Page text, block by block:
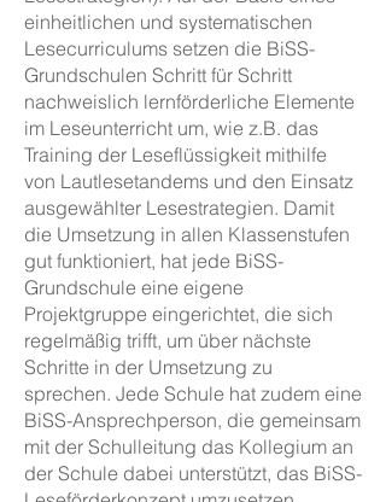
einheitlichen und systematischen
Lesecurriculums setzen die BiSS-
Grundschulen Schritt für Schritt
nachweislich lernförderliche Elemente
im Leseunterricht um, wie z.B. das
Training der Leseflüssigkeit mithilfe
von Lautlesetandems und den Einsatz
ausgewählter Lesestrategien. Damit
die Umsetzung in allen Klassenstufen
gut funktioniert, hat jede BiSS-
Grundschule eine eigene
Projektgruppe eingerichtet, die sich
regelmäßig trifft, um über nächste
Schritte in der Umsetzung zu
sprechen. Jede Schule hat zudem eine
BiSS-Ansprechperson, die gemeinsam
mit der Schulleitung das Kollegium an
der Schule dabei unterstützt, das BiSS-